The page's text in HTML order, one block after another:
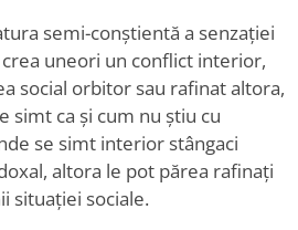
semi-conștientă a senzației
uneori un conflict interior,
social orbitor sau rafinat altora,
simt ca și cum nu știu cu
se simt interior stângaci
altora le pot părea rafinați
situației sociale.